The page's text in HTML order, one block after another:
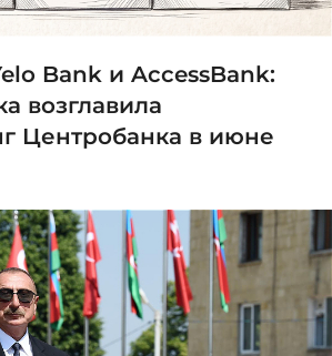
Bank и AccessBank:
возглавила
Центробанка в июне